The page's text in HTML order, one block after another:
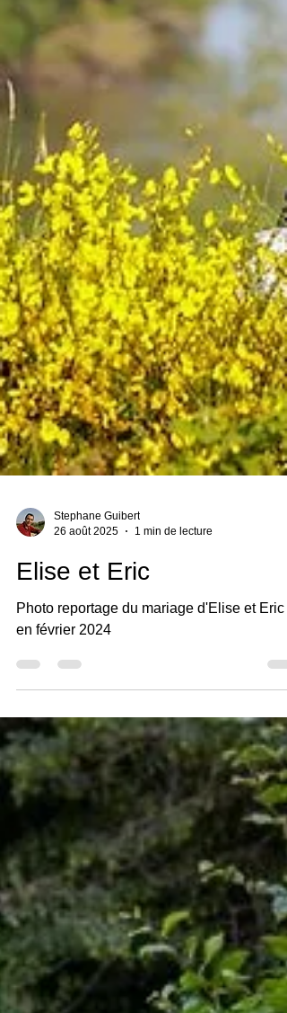
Stephane Guibert
26 août 2025
1 min de lecture
Elise et Eric
Photo reportage du mariage d'Elise et Eric